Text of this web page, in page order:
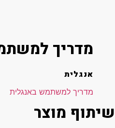
שיתוף מוצר
מדריך
אנגלית
מדריך למשתמש באנגלית